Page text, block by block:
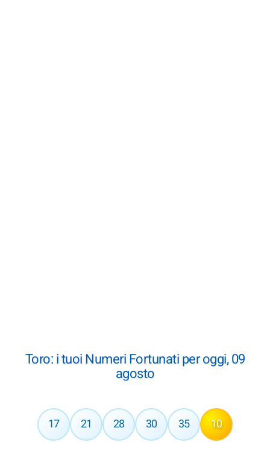
Toro: i tuoi Numeri Fortunati per oggi, 09
agosto
17 21 28 30 35 10